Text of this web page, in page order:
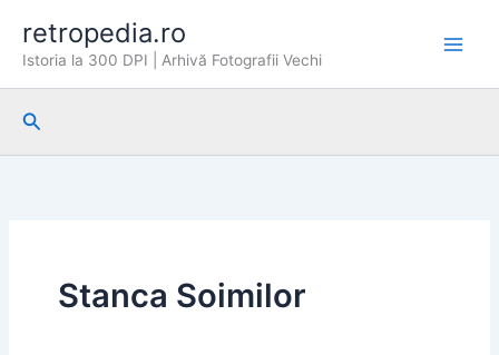
content
retropedia.ro
Istoria la 300 DPI | Arhivă Fotografii Vechi
Search
Stanca Soimilor